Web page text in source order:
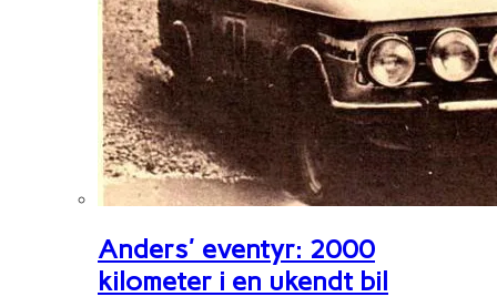
Anders' eventyr: 2000
kilometer i en ukendt bil